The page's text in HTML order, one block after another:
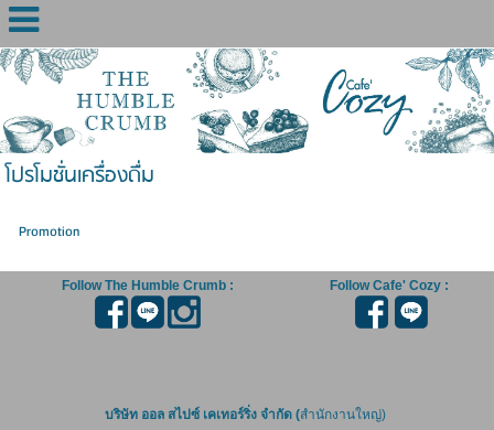
โปรโมชั่นเครื่องดื่ม
Promotion
Follow The Humble Crumb : Follow Cafe' Cozy :
บริษัท ออล สไปซ์ เคเทอร์ริ่ง จำกัด (สำนักงานใหญ่)